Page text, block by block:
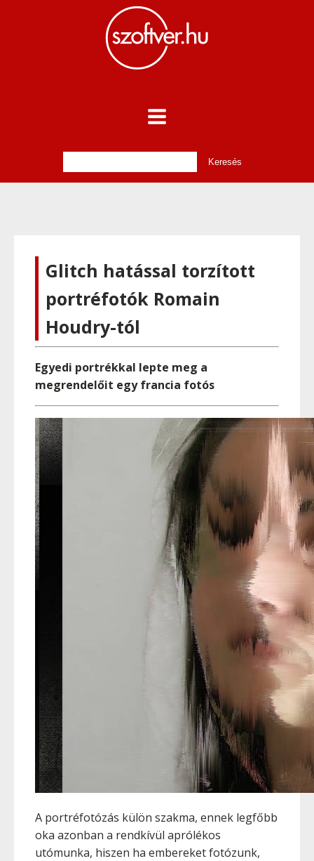
Glitch hatással torzított
portréfotók Romain
Houdry-tól
Egyedi portrékkal lepte meg a
megrendelőit egy francia fotós
A portréfotózás külön szakma, ennek legfőbb
oka azonban a rendkívül aprólékos
utómunka, hiszen ha embereket fotózunk,